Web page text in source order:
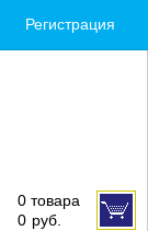
Регистрация
0 товара
0 руб.